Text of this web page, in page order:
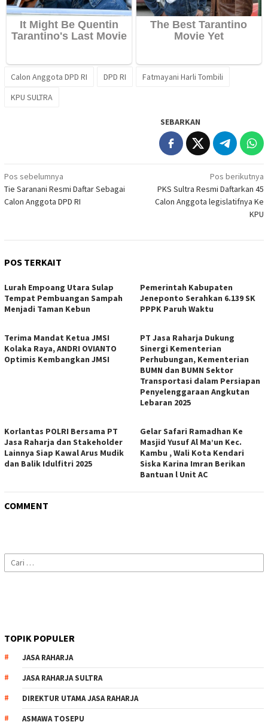
Calon Anggota DPD RI DPD RI
Fatmayani Harli Tombili
KPU SULTRA
SEBARKAN
Navigasi
pos
Pos sebelumnya
Tie Saranani Resmi Daftar Sebagai
Calon Anggota DPD RI
Pos berikutnya
PKS Sultra Resmi Daftarkan 45
Calon Anggota legislatifnya Ke
KPU
POS TERKAIT
Lurah Empoang Utara Sulap
Tempat Pembuangan Sampah
Menjadi Taman Kebun
Pemerintah Kabupaten
Jeneponto Serahkan 6.139 SK
PPPK Paruh Waktu
Terima Mandat Ketua JMSI
Kolaka Raya, ANDRI OVIANTO
Optimis Kembangkan JMSI
PT Jasa Raharja Dukung
Sinergi Kementerian
Perhubungan, Kementerian
BUMN dan BUMN Sektor
Transportasi dalam Persiapan
Penyelenggaraan Angkutan
Lebaran 2025
Korlantas POLRI Bersama PT
Jasa Raharja dan Stakeholder
Lainnya Siap Kawal Arus Mudik
dan Balik Idulfitri 2025
Gelar Safari Ramadhan Ke
Masjid Yusuf Al Ma’un Kec.
Kambu , Wali Kota Kendari
Siska Karina Imran Berikan
Bantuan l Unit AC
COMMENT
Cari
untuk:
TOPIK POPULER
JASA RAHARJA
JASA RAHARJA SULTRA
DIREKTUR UTAMA JASA RAHARJA
ASMAWA TOSEPU